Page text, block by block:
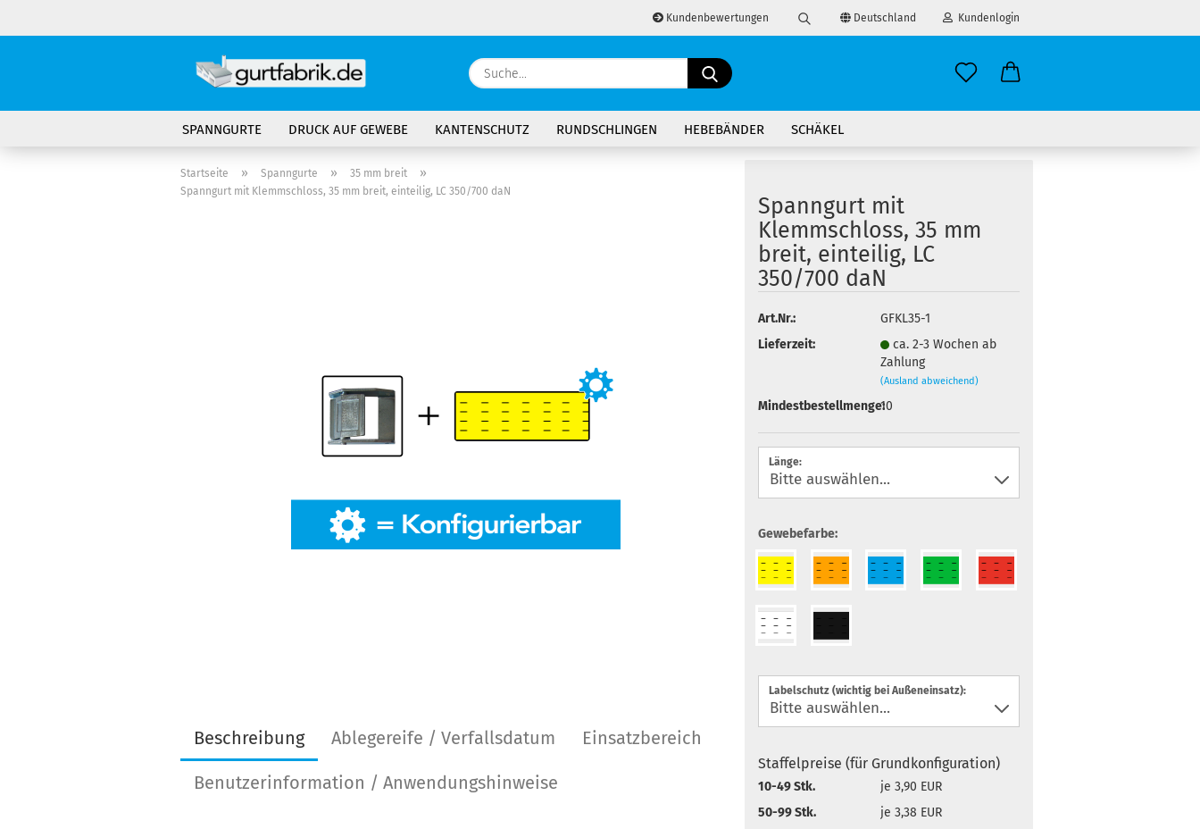
Kundenbewertungen Deutschland
Lieferland
Kundenlogin
Konto erstellen
Suche...
SPANNGURTE DRUCK AUF GEWEBE KANTENSCHUTZ RUNDSCHLINGEN HEBEBÄNDER SCHÄKEL
Startseite » Spanngurte » 35 mm breit »
Spanngurt mit Klemmschloss, 35 mm breit, einteilig, LC 350/700 daN
Spanngurt mit
Klemmschloss, 35 mm
breit, einteilig, LC
350/700 daN
Art.Nr.:
GFKL35-1
Lieferzeit:
ca. 2-3 Wochen ab
Zahlung
(Ausland abweichend)
Mindestbestellmenge:10
Länge:
Gewebefarbe:
Labelschutz (wichtig bei Außeneinsatz):
Staffelpreise (für Grundkonfiguration)
10-49 Stk.
je 3,90 EUR
50-99 Stk.
je 3,38 EUR
Beschreibung Ablegereife / Verfallsdatum Einsatzbereich
Benutzerinformation / Anwendungshinweise